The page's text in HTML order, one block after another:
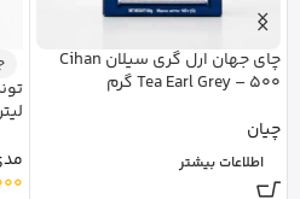
چای جهان ارل گری سیلان Cihan
Tea Earl Grey – 500 گرم
چیان
اطلاعات بیشتر